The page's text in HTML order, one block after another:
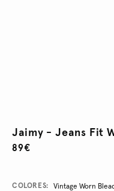
Jaimy - Jeans Fit
89€
Variations
COLORES: Vintage Worn